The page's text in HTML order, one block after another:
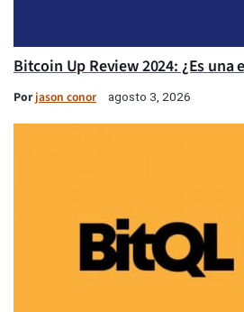
Bitcoin Up Review 2024: ¿Es una
Porjason conor agosto 3, 2026